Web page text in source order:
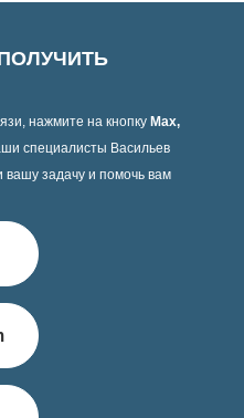
нажмите на кнопку Max,
специалисты Васильев
вашу задачу и помочь вам